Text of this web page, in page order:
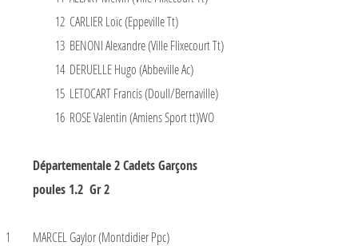
12 CARLIER Loïc (Eppeville Tt)
13 BENONI Alexandre (Ville Flixecourt Tt)
14 DERUELLE Hugo (Abbeville Ac)
15 LETOCART Francis (Doull/Bernaville)
16 ROSE Valentin (Amiens Sport tt)WO
Départementale 2 Cadets Garçons
poules 1.2 Gr 2
1
MARCEL Gaylor (Montdidier Ppc)